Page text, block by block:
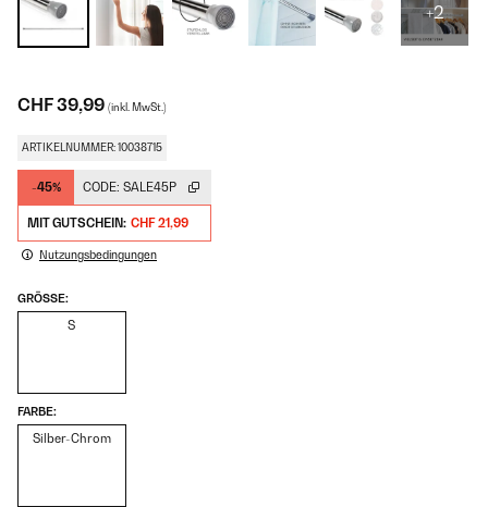
+2
CHF 39,99 (inkl. MwSt.)
ARTIKELNUMMER: 10038715
-45% CODE: SALE45P
MIT GUTSCHEIN: CHF 21,99
Nutzungsbedingungen
GRÖSSE:
S
FARBE:
Silber-Chrom